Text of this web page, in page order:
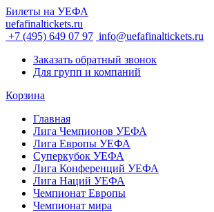
Билеты на УЕФА
uefafinaltickets.ru
+7 (495) 649 07 97 info@uefafinaltickets.ru
Заказать обратный звонок
Для групп и компаний
Корзина
Главная
Лига Чемпионов УЕФА
Лига Европы УЕФА
Суперкубок УЕФА
Лига Конференций УЕФА
Лига Наций УЕФА
Чемпионат Европы
Чемпионат мира